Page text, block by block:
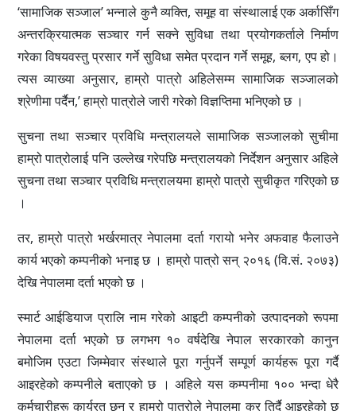
‘सामाजिक सञ्जाल’ भन्नाले कुनै व्यक्ति, समूह वा संस्थालाई एक अर्कासिँग
अन्तरक्रियात्मक सञ्चार गर्न सक्ने सुविधा तथा प्रयोगकर्ताले निर्माण
गरेका विषयवस्तु प्रसार गर्ने सुविधा समेत प्रदान गर्ने समूह, ब्लग, एप हो।
त्यस व्याख्या अनुसार, हाम्रो पात्रो अहिलेसम्म सामाजिक सञ्जालको
श्रेणीमा पर्दैन,’ हाम्रो पात्रोले जारी गरेको विज्ञप्तिमा भनिएको छ ।
सुचना तथा सञ्चार प्रविधि मन्त्रालयले सामाजिक सञ्जालको सुचीमा
हाम्रो पात्रोलाई पनि उल्लेख गरेपछि मन्त्रालयको निर्देशन अनुसार अहिले
सुचना तथा सञ्चार प्रविधि मन्त्रालयमा हाम्रो पात्रो सुचीकृत गरिएको छ
।
तर, हाम्रो पात्रो भर्खरमात्र नेपालमा दर्ता गरायो भनेर अफवाह फैलाउने
कार्य भएको कम्पनीको भनाइ छ । हाम्रो पात्रो सन् २०१६ (वि.सं. २०७३)
देखि नेपालमा दर्ता भएको छ ।
स्मार्ट आईडियाज प्रालि नाम गरेको आइटी कम्पनीको उत्पादनको रूपमा
नेपालमा दर्ता भएको छ लगभग १० वर्षदेखि नेपाल सरकारको कानुन
बमोजिम एउटा जिम्मेवार संस्थाले पूरा गर्नुपर्ने सम्पूर्ण कार्यहरू पूरा गर्दै
आइरहेको कम्पनीले बताएको छ । अहिले यस कम्पनीमा १०० भन्दा धेरै
कर्मचारीहरू कार्यरत छन् र हाम्रो पात्रोले नेपालमा कर तिर्दै आइरहेको छ